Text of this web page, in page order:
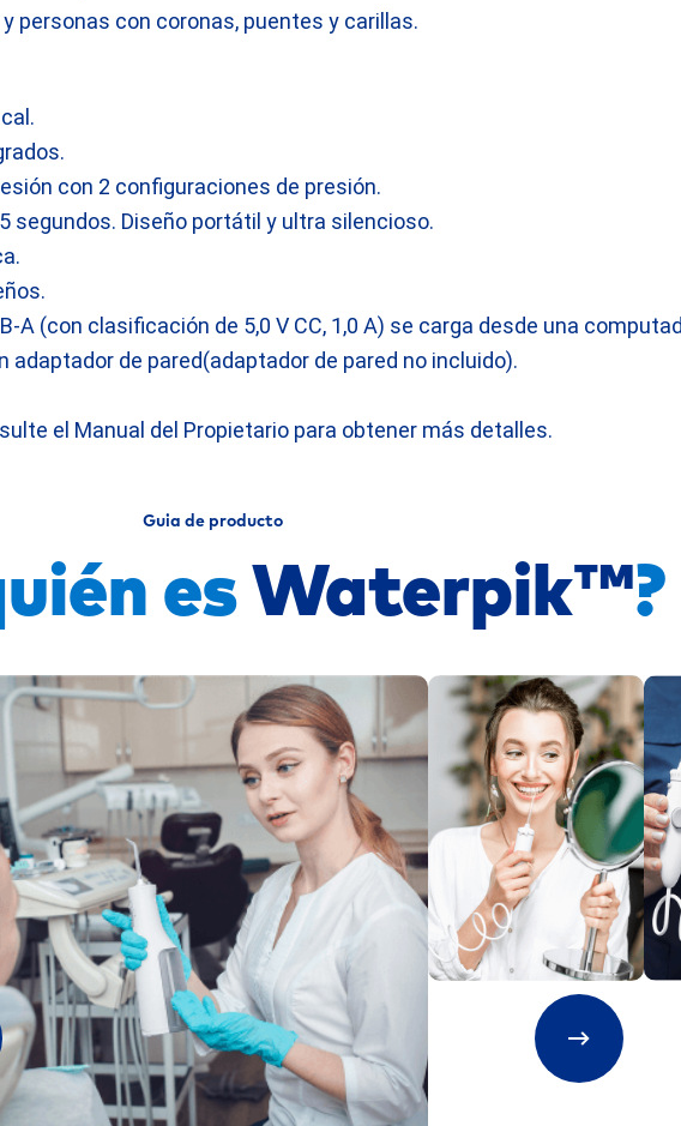
personas con coronas, puentes y carillas.
con 2 configuraciones de presión.
segundos. Diseño portátil y ultra silencioso.
A (con clasificación de 5,0 V CC, 1,0 A) se carga desde una
adaptador de pared(adaptador de pared no incluido).
el Manual del Propietario para obtener más detalles.
Guia de producto
es Waterpik™?